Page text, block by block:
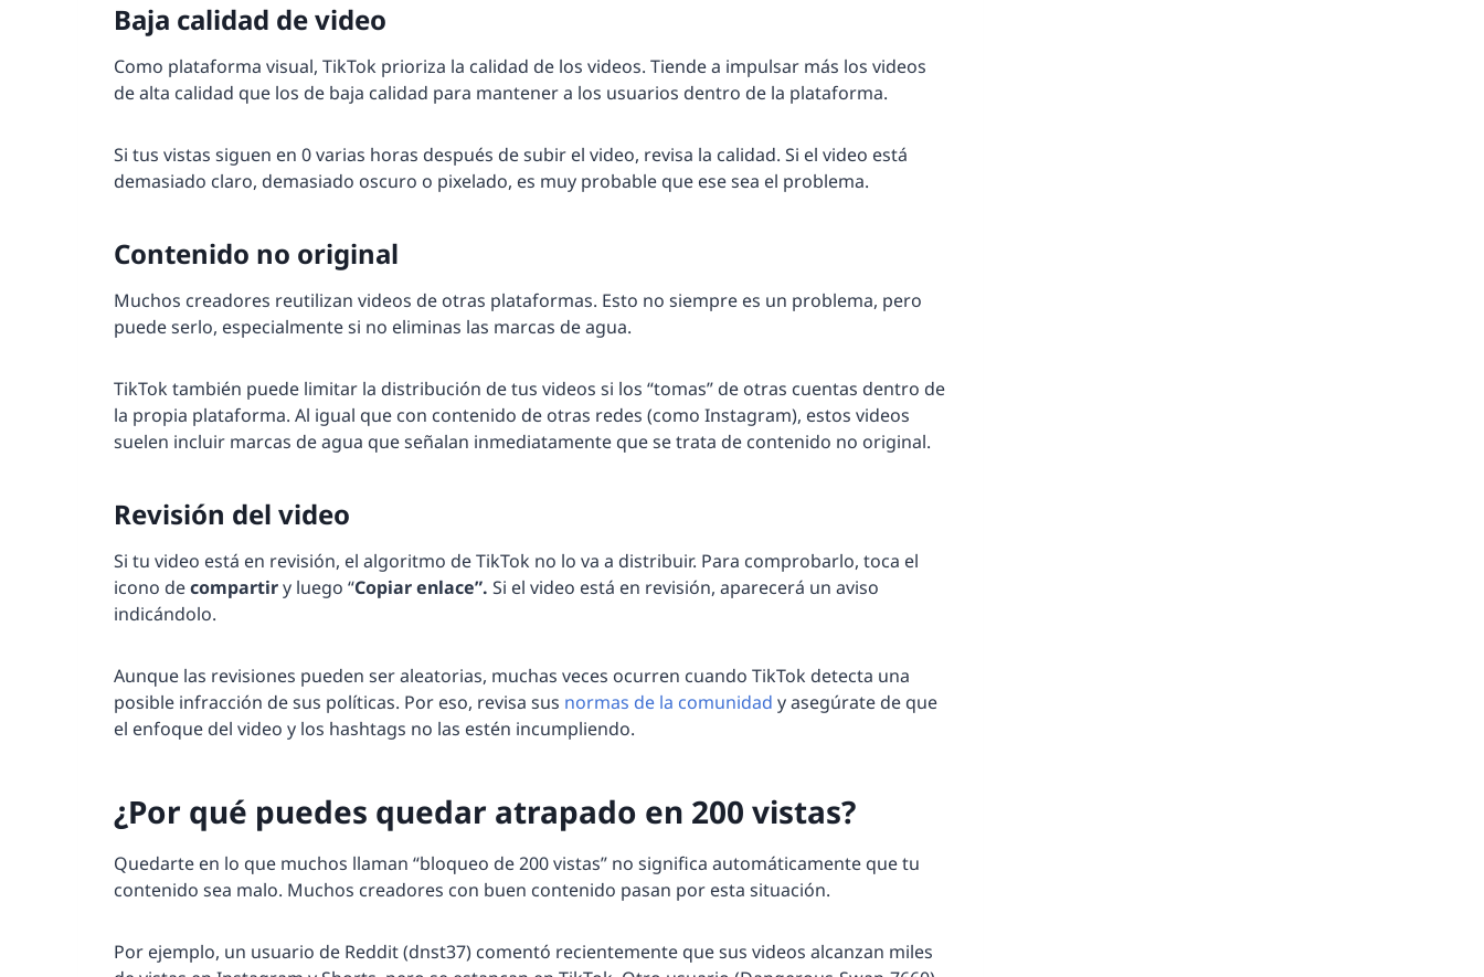
Baja calidad de video
Como plataforma visual, TikTok prioriza la calidad de los videos. Tiende a impulsar más los videos
de alta calidad que los de baja calidad para mantener a los usuarios dentro de la plataforma.
Si tus vistas siguen en 0 varias horas después de subir el video, revisa la calidad. Si el video está
demasiado claro, demasiado oscuro o pixelado, es muy probable que ese sea el problema.
Contenido no original
Muchos creadores reutilizan videos de otras plataformas. Esto no siempre es un problema, pero
puede serlo, especialmente si no eliminas las marcas de agua.
TikTok también puede limitar la distribución de tus videos si los “tomas” de otras cuentas dentro de
la propia plataforma. Al igual que con contenido de otras redes (como Instagram), estos videos
suelen incluir marcas de agua que señalan inmediatamente que se trata de contenido no original.
Revisión del video
Si tu video está en revisión, el algoritmo de TikTok no lo va a distribuir. Para comprobarlo, toca el
icono decompartiry luego “Copiar enlace”. Si el video está en revisión, aparecerá un aviso
indicándolo.
Aunque las revisiones pueden ser aleatorias, muchas veces ocurren cuando TikTok detecta una
posible infracción de sus políticas. Por eso, revisa sus normas de la comunidad y asegúrate de que
el enfoque del video y los hashtags no las estén incumpliendo.
¿Por qué puedes quedar atrapado en 200 vistas?
Quedarte en lo que muchos llaman “bloqueo de 200 vistas” no significa automáticamente que tu
contenido sea malo. Muchos creadores con buen contenido pasan por esta situación.
Por ejemplo, un usuario de Reddit (dnst37) comentó recientemente que sus videos alcanzan miles